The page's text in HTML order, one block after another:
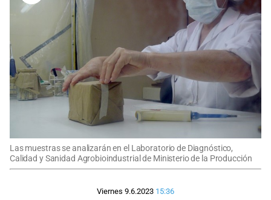
Las muestras se analizarán en el Laboratorio de Diagnóstico,
Calidad y Sanidad Agrobioindustrial de Ministerio de la Producción
Viernes 9.6.2023 15:36